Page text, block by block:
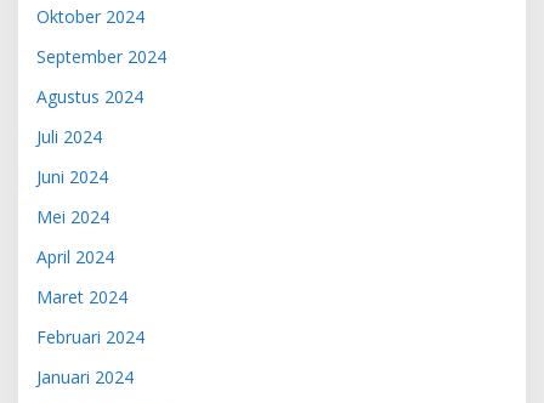
Oktober 2024
September 2024
Agustus 2024
Juli 2024
Juni 2024
Mei 2024
April 2024
Maret 2024
Februari 2024
Januari 2024